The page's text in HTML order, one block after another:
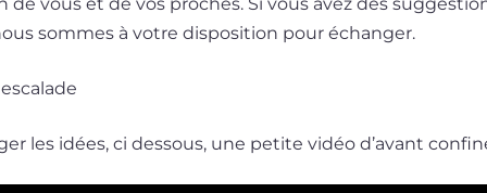
sommes à votre dis­po­si­tion pour échanger.
les idées, ci des­sous, une petite vidéo d’avant